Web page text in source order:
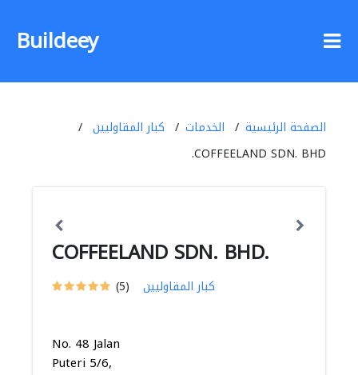
Buildeey
الصفحة الرئيسية الخدمات
كبار المقاوليين
COFFEELAND SDN. BHD.
COFFEELAND SDN. BHD.
(5) كبار المقاوليين
No. 48 Jalan
Puteri 5/6,